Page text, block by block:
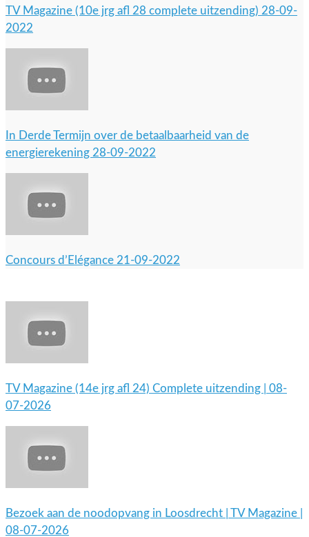
TV Magazine (10e jrg afl 28 complete uitzending) 28-09-
2022
In Derde Termijn over de betaalbaarheid van de
energierekening 28-09-2022
Concours d’Elégance 21-09-2022
TV Magazine (14e jrg afl 24) Complete uitzending | 08-
07-2026
Bezoek aan de noodopvang in Loosdrecht | TV Magazine |
08-07-2026